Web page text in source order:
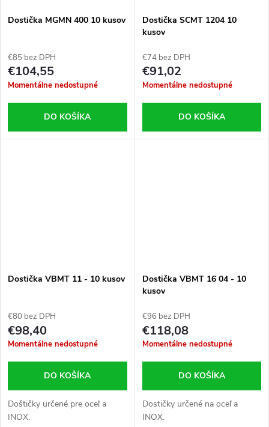
Dostička MGMN 400 10 kusov
€85 bez DPH
€104,55
Momentálne nedostupné
DO KOŠÍKA
Dostička SCMT 1204 10
kusov
€74 bez DPH
€91,02
Momentálne nedostupné
DO KOŠÍKA
Dostička VBMT 11 - 10 kusov
€80 bez DPH
€98,40
Momentálne nedostupné
DO KOŠÍKA
Doštičky určené pre oceľ a
INOX.
Dostička VBMT 16 04 - 10
kusov
€96 bez DPH
€118,08
Momentálne nedostupné
DO KOŠÍKA
Dostičky určené na oceľ a
INOX.